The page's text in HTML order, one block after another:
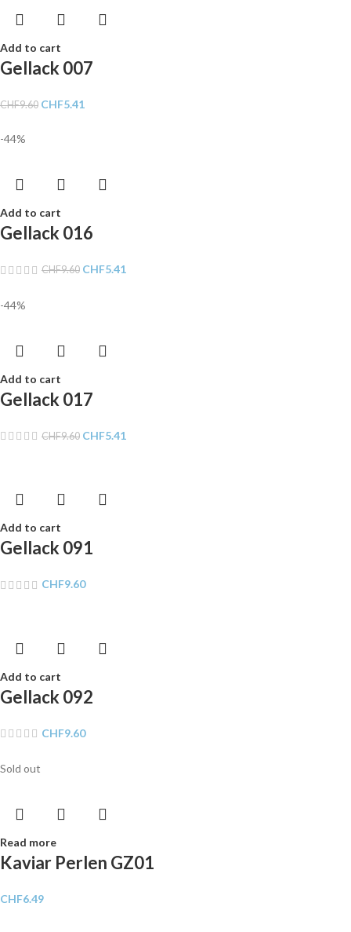
Add to cart
Gellack 007
CHF9.60 CHF5.41
-44%
Add to cart
Gellack 016
CHF9.60 CHF5.41
-44%
Add to cart
Gellack 017
CHF9.60 CHF5.41
Add to cart
Gellack 091
CHF9.60
Add to cart
Gellack 092
CHF9.60
Sold out
Read more
Kaviar Perlen GZ01
CHF6.49